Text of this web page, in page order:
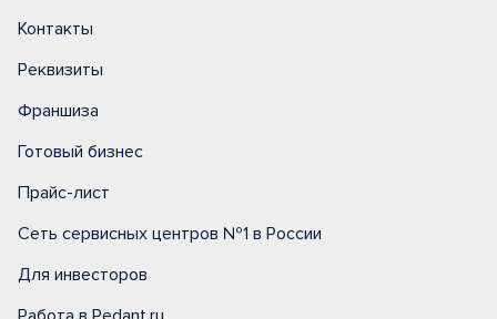
Контакты
Реквизиты
Франшиза
Готовый бизнес
Прайс-лист
Сеть сервисных центров №1 в России
Для инвесторов